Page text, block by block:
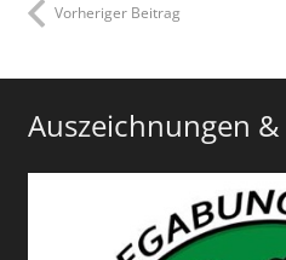
Vorheriger Beitrag
Auszeichnungen